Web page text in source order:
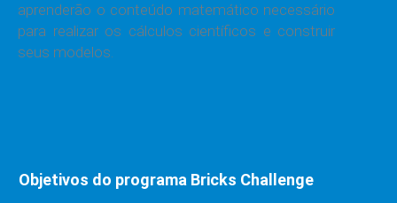
aprenderão o conteúdo matemático necessário
para realizar os cálculos científicos e construir
seus modelos.
Objetivos do programa Bricks Challenge